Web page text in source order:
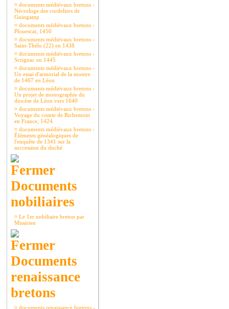
¤ documents médiévaux bretons -
Nécrologe des cordeliers de
Guingamp
¤ documents médiévaux bretons -
Plouescat, 1450
¤ documents médiévaux bretons -
Saint-Thélo (22) en 1438
¤ documents médiévaux bretons -
Scrignac en 1445
¤ documents médiévaux bretons -
Un essai d'armorial de la montre
de 1467 en Léon
¤ documents médiévaux bretons -
Un projet de monographie du
diocèse de Léon vers 1640
¤ documents médiévaux bretons -
Voyage du comte de Richemont
en France, 1424.
¤ documents médiévaux bretons -
Éléments généalogiques de
l'enquête de 1341 sur la
succession du duché
Documents
nobiliaires
¤ Le 1er nobiliaire breton par
Missirien
Documents
renaissance
bretons
¤ documents renaissance bretons -